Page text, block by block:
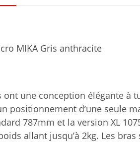
MIKA Gris anthracite
une conception élégante à
positionnement d’une seule
787mm et la version XL
allant jusqu’à 2kg. Les bras